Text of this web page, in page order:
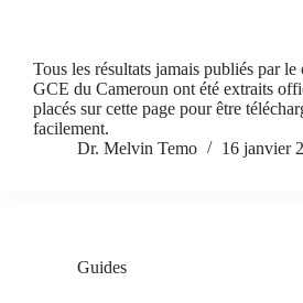
Tous les résultats jamais publiés par le
GCE du Cameroun ont été extraits
placés sur cette page pour être
facilement.
Dr. Melvin Temo
16 janvier
Guides